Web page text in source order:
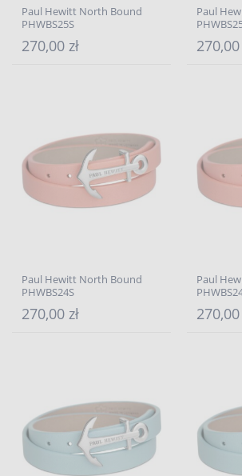
Paul Hewitt North Bound
PHWBS25S
270,00 zł
Paul
270,00
Paul Hewitt North Bound
PHWBS24S
270,00 zł
Paul
270,00